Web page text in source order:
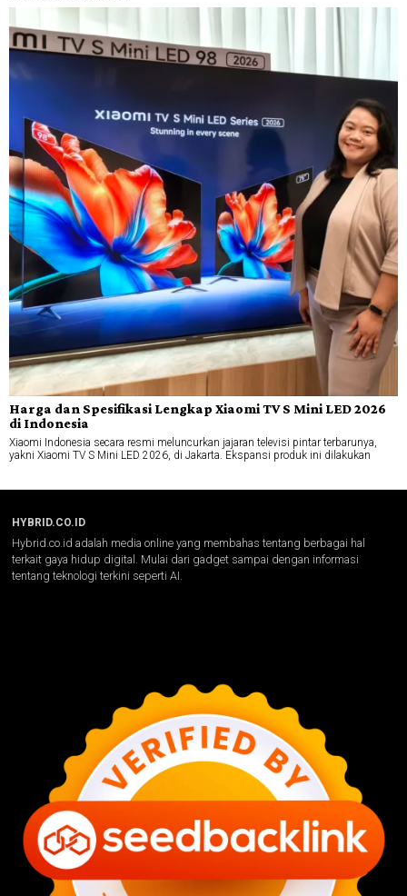
Harga dan Spesifikasi Lengkap Xiaomi TV S Mini LED 2026
di Indonesia
Xiaomi Indonesia secara resmi meluncurkan jajaran televisi pintar terbarunya,
yakni Xiaomi TV S Mini LED 2026, di Jakarta. Ekspansi produk ini dilakukan
HYBRID.CO.ID
Hybrid.co.id adalah media online yang membahas tentang berbagai hal
terkait gaya hidup digital. Mulai dari gadget sampai dengan informasi
tentang teknologi terkini seperti AI.